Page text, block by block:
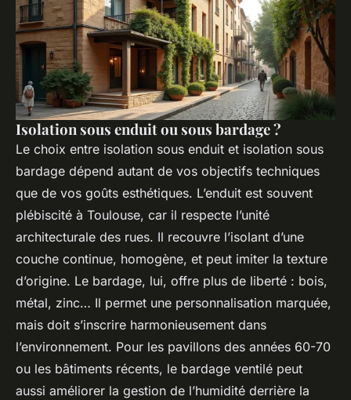
Isolation sous enduit ou sous bardage ?
Le choix entre isolation sous enduit et isolation sous
bardage dépend autant de vos objectifs techniques
que de vos goûts esthétiques. L’enduit est souvent
plébiscité à Toulouse, car il respecte l’unité
architecturale des rues. Il recouvre l’isolant d’une
couche continue, homogène, et peut imiter la texture
d’origine. Le bardage, lui, offre plus de liberté : bois,
métal, zinc… Il permet une personnalisation marquée,
mais doit s’inscrire harmonieusement dans
l’environnement. Pour les pavillons des années 60-70
ou les bâtiments récents, le bardage ventilé peut
aussi améliorer la gestion de l’humidité derrière la